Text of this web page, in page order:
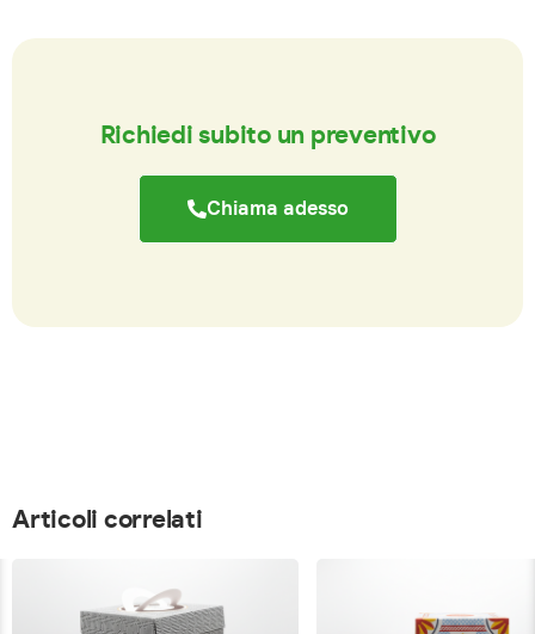
Richiedi subito un preventivo
Chiama adesso
Articoli correlati